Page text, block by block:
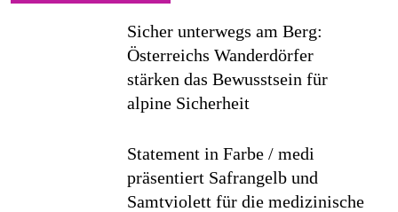
Sicher unterwegs am Berg:
Österreichs Wanderdörfer
stärken das Bewusstsein für
alpine Sicherheit
Statement in Farbe / medi
präsentiert Safrangelb und
Samtviolett für die medizinische